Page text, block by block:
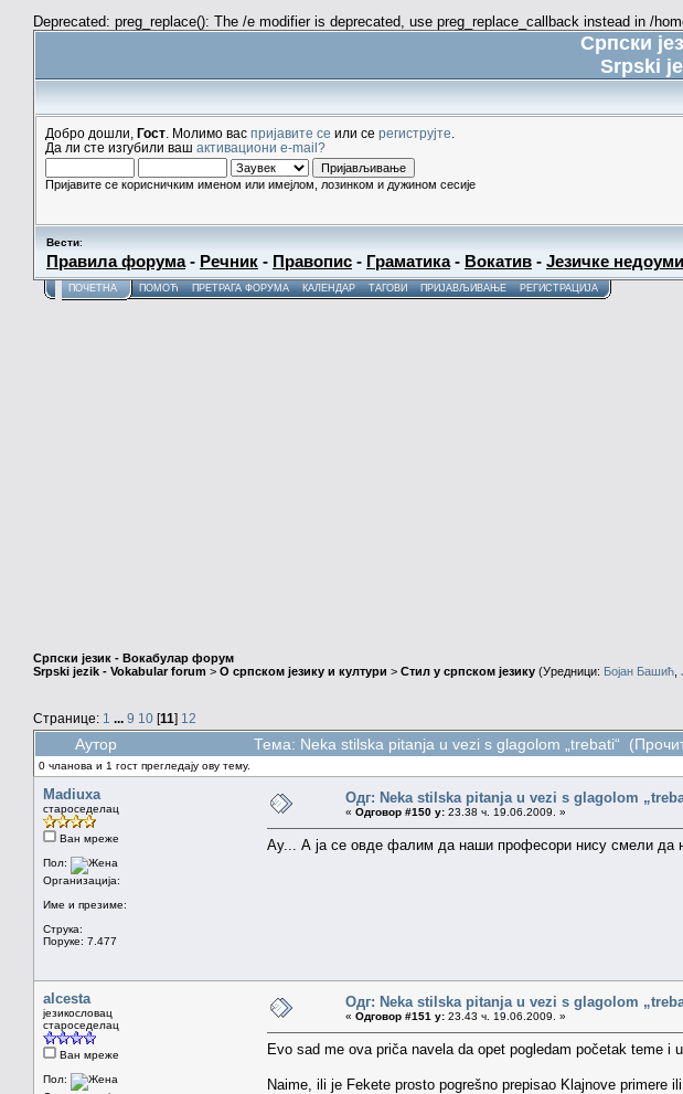
Deprecated: preg_replace(): The /e modifier is deprecated, use preg_replace_callback instead in /
Српски
Srpski
Добро дошли, Гост . Молимо вас пријавите се или се региструјте
Да ли сте изгубили ваш активациони e-mail?
Пријавите се корисничким именом или имејлом, лозинком и дужином сесије
Вести:
Правила форума- Речник - Правопис - Граматика- Вокатив - Језичке
ПОЧЕТНА ПОМОЋ ПРЕТРАГА ФОРУМА КАЛЕНДАР ТАГОВИ ПРИЈАВЉИВАЊЕ РЕГИСТРАЦИЈА
Српски језик - Вокабулар форум
Srpski jezik - Vokabular forum > О српском језику и култури > Стил у српском језику (Уредници: Бојан Башић
Странице: 1 ... 9 10 [11] 12
Аутор Тема: Neka stilska pitanja u vezi s glagolom „trebati“
0 чланова и 1 гост прегледају ову тему.
Madiuxa
староседелац
Ван мреже
Пол:
Организација:
Име и презиме:
Струка:
Поруке: 7.477
Одг: Neka stilska pitanja u vezi s glagolom
« Одговор #150 у: 23.38 ч. 19.06.2009. »
Ау... А ја се овде фалим да наши професори нису смели да
alcesta
језикословац
староседелац
Ван мреже
Пол:
Одг: Neka stilska pitanja u vezi s glagolom
« Одговор #151 у: 23.43 ч. 19.06.2009. »
Evo sad me ova priča navela da opet pogledam početak teme i
Naime, ili je Fekete prosto pogrešno prepisao Klajnove